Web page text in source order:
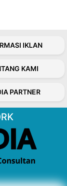
IKLAN
KAMI
PARTNER